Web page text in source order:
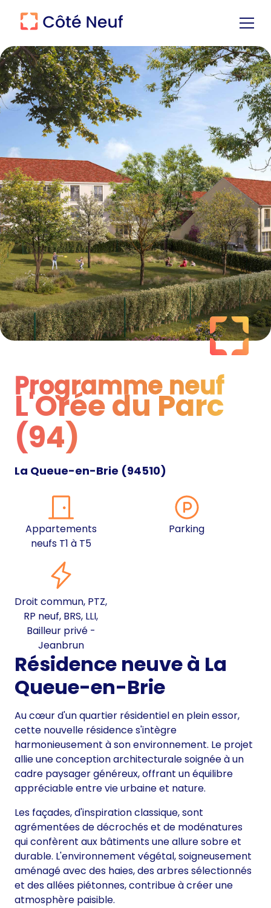
Programme neuf
Programme neuf
L'Orée du Parc
(94)
La Queue-en-Brie (94510)
Appartements
neufs T1 à T5
Parking
Droit commun, PTZ,
RP neuf, BRS, LLI,
Bailleur privé -
Jeanbrun
Résidence neuve à La
Queue-en-Brie
Au cœur d'un quartier résidentiel en plein essor,
cette nouvelle résidence s'intègre
harmonieusement à son environnement. Le projet
allie une conception architecturale soignée à un
cadre paysager généreux, offrant un équilibre
appréciable entre vie urbaine et nature.
Les façades, d'inspiration classique, sont
agrémentées de décrochés et de modénatures
qui confèrent aux bâtiments une allure sobre et
durable. L'environnement végétal, soigneusement
aménagé avec des haies, des arbres sélectionnés
et des allées piétonnes, contribue à créer une
atmosphère paisible.